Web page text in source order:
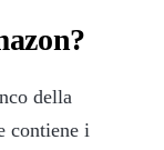
della
contiene i